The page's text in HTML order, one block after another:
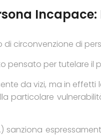
di circonvenzione di
pensato per tutelare il
da vizi, ma in
particolare
sanziona